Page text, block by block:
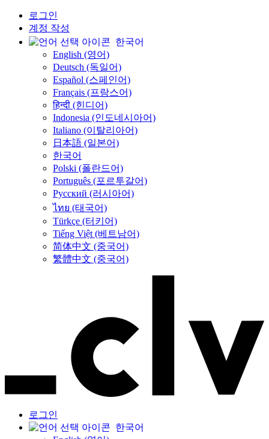
로그인
계정 작성
한국어
English (영어)
Deutsch (독일어)
Español (스페인어)
Français (프랑스어)
हिन्दी (힌디어)
Indonesia (인도네시아어)
Italiano (이탈리아어)
日本語 (일본어)
한국어
Polski (폴란드어)
Português (포르투갈어)
Русский (러시아어)
ไทย (태국어)
Türkçe (터키어)
Tiếng Việt (베트남어)
简体中文 (중국어)
繁體中文 (중국어)
로그인
한국어